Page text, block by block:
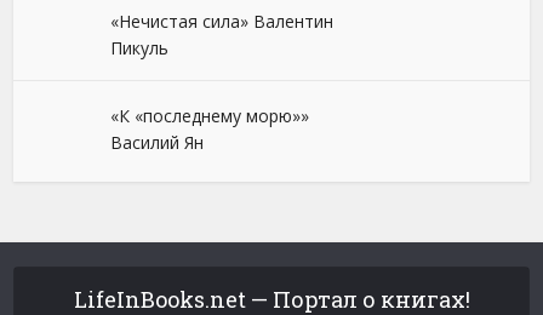
«Нечистая сила» Валентин
Пикуль
«К «последнему морю»»
Василий Ян
LifeInBooks.net — Портал о книгах!